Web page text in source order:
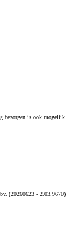
bezorgen is ook mogelijk.
(20260623 - 2.03.9670)